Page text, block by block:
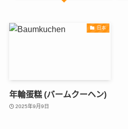
日本
年輪蛋糕 (バームクーヘン)
2025年9月9日